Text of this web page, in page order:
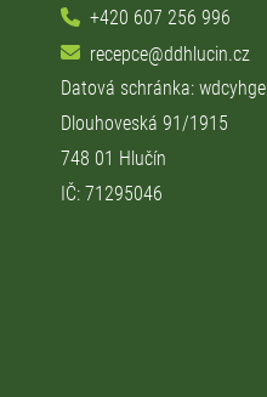
+420 607 256 996
recepce@ddhlucin.cz
Datová schránka: wdcyhge
Dlouhoveská 91/1915
748 01 Hlučín
IČ: 71295046